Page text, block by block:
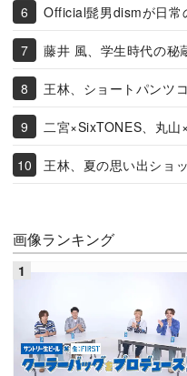
Official髭男dismが日常
藤井 風、学生時代の秘
王林、ショートパンツ
二宮×SixTONES、丸
王林、夏の思い出ショ
画像ランキング